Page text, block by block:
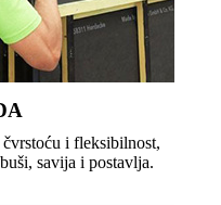
i fleksibilnost,
savija i postavlja.